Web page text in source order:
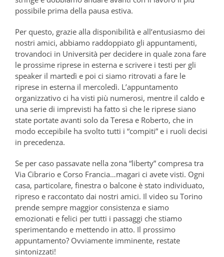
possibile prima della pausa estiva.
Per questo, grazie alla disponibilità e all’entusiasmo dei
nostri amici, abbiamo raddoppiato gli appuntamenti,
trovandoci in Università per decidere in quale zona fare
le prossime riprese in esterna e scrivere i testi per gli
speaker il martedì e poi ci siamo ritrovati a fare le
riprese in esterna il mercoledì. L’appuntamento
organizzativo ci ha visti più numerosi, mentre il caldo e
una serie di imprevisti ha fatto sì che le riprese siano
state portate avanti solo da Teresa e Roberto, che in
modo eccepibile ha svolto tutti i “compiti” e i ruoli decisi
in precedenza.
Se per caso passavate nella zona “liberty” compresa tra
Via Cibrario e Corso Francia…magari ci avete visti. Ogni
casa, particolare, finestra o balcone è stato individuato,
ripreso e raccontato dai nostri amici. Il video su Torino
prende sempre maggior consistenza e siamo
emozionati e felici per tutti i passaggi che stiamo
sperimentando e mettendo in atto. Il prossimo
appuntamento? Ovviamente imminente, restate
sintonizzati!